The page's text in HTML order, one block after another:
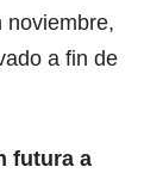
noviembre,
a fin de
futura a